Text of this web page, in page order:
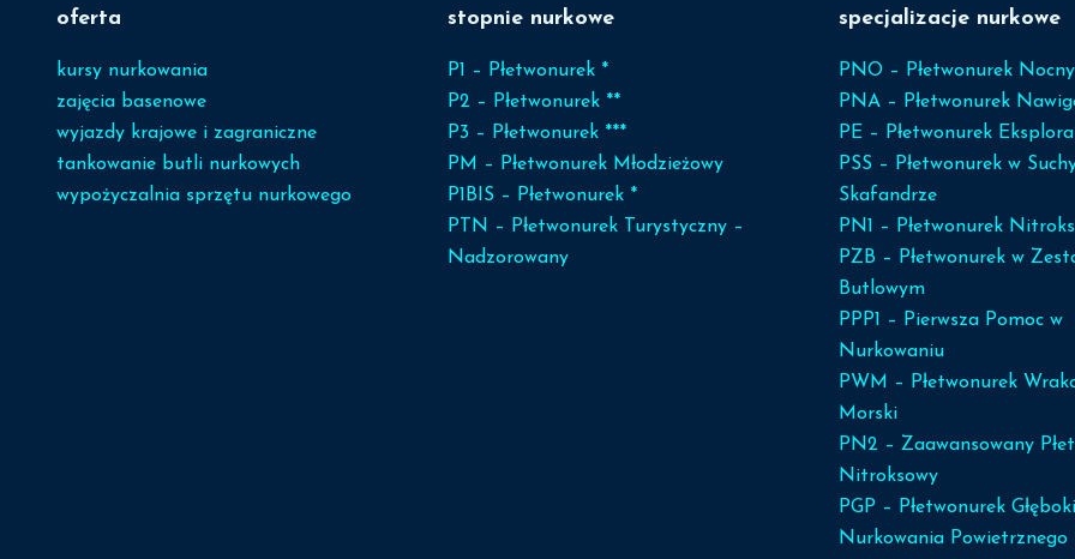
oferta
kursy nurkowania
zajęcia basenowe
wyjazdy krajowe i zagraniczne
tankowanie butli nurkowych
wypożyczalnia sprzętu nurkowego
stopnie nurkowe
P1 – Płetwonurek *
P2 – Płetwonurek **
P3 – Płetwonurek ***
PM – Płetwonurek Młodzieżowy
P1BIS – Płetwonurek *
PTN – Płetwonurek Turystyczny –
Nadzorowany
specjalizacje nurkowe
PNO – Płetwonurek Nocny
PNA – Płetwonurek
PE – Płetwonurek
PSS – Płetwonurek w
Skafandrze
PN1 – Płetwonurek
PZB – Płetwonurek w
Butlowym
PPP1 – Pierwsza Pomoc w
Nurkowaniu
PWM – Płetwonurek
Morski
PN2 – Zaawansowany
Nitroksowy
PGP – Płetwonurek
Nurkowania Powietrznego